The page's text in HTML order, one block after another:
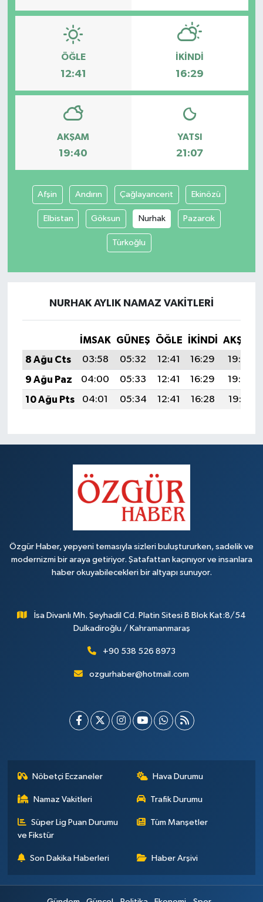
ÖĞLE
12:41
İKINDI
16:29
AKŞAM
19:40
YATSI
21:07
Afşin Andırın Çağlayancerit Ekinözü
Elbistan Göksun Nurhak Pazarcık
Türkoğlu
NURHAK AYLIK NAMAZ VAKITLERI
İMSAK GÜNEŞ ÖĞLE İKINDI
AKŞAM
8 Ağu Cts
03:58 05:32 12:41 16:29
19:40
9 Ağu Paz
04:00 05:33 12:41 16:29
19:39
10 Ağu Pts
04:01 05:34 12:41 16:28 19:38
Özgür Haber, yepyeni temasıyla sizleri buluştururken, sadelik ve
modernizmi bir araya getiriyor. Şatafattan kaçınıyor ve insanlara
haber okuyabilecekleri bir altyapı sunuyor.
İsa Divanlı Mh. Şeyhadil Cd. Platin Sitesi B Blok Kat:8/54
Dulkadiroğlu / Kahramanmaraş
+90 538 526 8973
ozgurhaber@hotmail.com
Nöbetçi Eczaneler Hava Durumu
Namaz Vakitleri Trafik Durumu
Süper Lig Puan Durumu
ve Fikstür
Tüm Manşetler
Son Dakika Haberleri Haber Arşivi